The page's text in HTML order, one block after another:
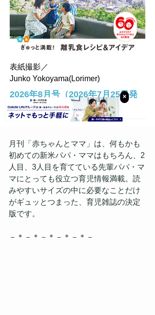
月刊「赤ちゃんとママ」は、何もかも
初めての新米パパ・ママはもちろん、2
人目、3人目を育てている先輩パパ・マ
マにとっても役立つ育児情報満載。読
みやすいサイズの中に必要なことだけ
がギュッとつまった、育児雑誌の決定
版です。
－＊－＊－＊－＊－＊－